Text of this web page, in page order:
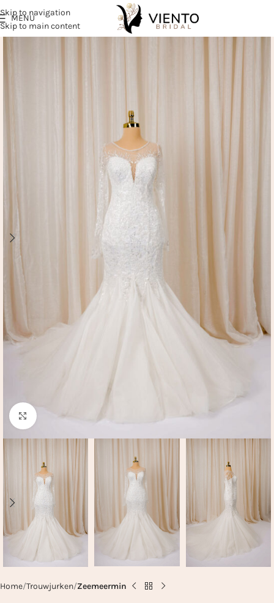
Skip to navigation
Skip to main content
MENU
Click to enlarge
Home Trouwjurken Zeemeermin